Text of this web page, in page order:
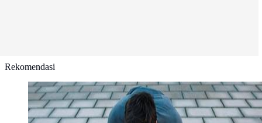
Rekomendasi